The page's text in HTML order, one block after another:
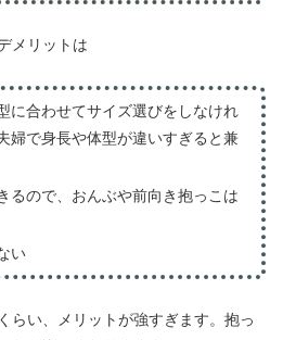
メリットは
に合わせてサイズ選びをしなけれ
婦で身長や体型が違いすぎると兼
るので、おんぶや前向き抱っこは
い
らい、メリットが強すぎます。抱っ